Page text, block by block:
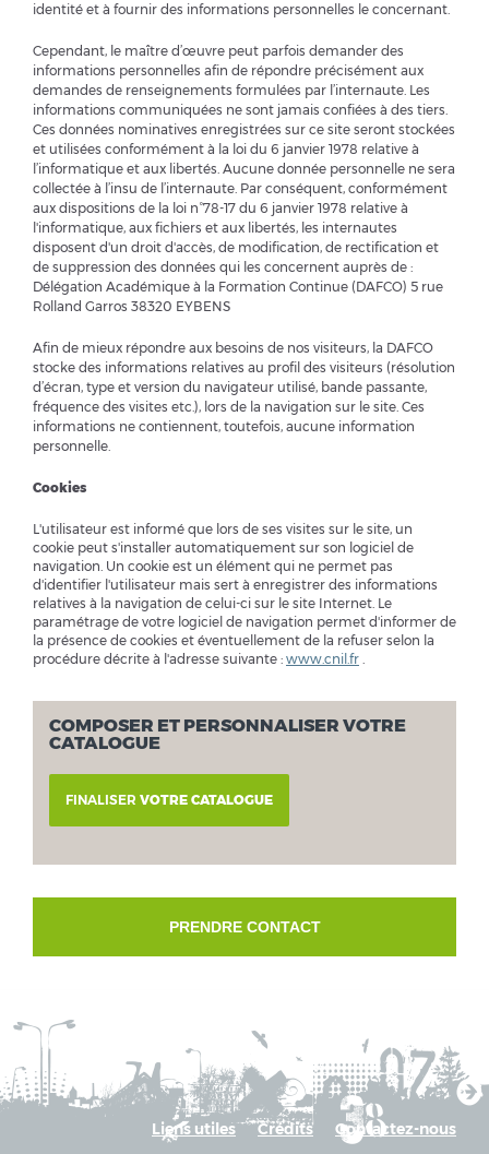
identité et à fournir des informations personnelles le concernant.
Cependant, le maître d’œuvre peut parfois demander des
informations personnelles afin de répondre précisément aux
demandes de renseignements formulées par l’internaute. Les
informations communiquées ne sont jamais confiées à des tiers.
Ces données nominatives enregistrées sur ce site seront stockées
et utilisées conformément à la loi du 6 janvier 1978 relative à
l’informatique et aux libertés. Aucune donnée personnelle ne sera
collectée à l’insu de l’internaute. Par conséquent, conformément
aux dispositions de la loi n°78-17 du 6 janvier 1978 relative à
l'informatique, aux fichiers et aux libertés, les internautes
disposent d'un droit d'accès, de modification, de rectification et
de suppression des données qui les concernent auprès de :
Délégation Académique à la Formation Continue (DAFCO) 5 rue
Rolland Garros 38320 EYBENS
Afin de mieux répondre aux besoins de nos visiteurs, la DAFCO
stocke des informations relatives au profil des visiteurs (résolution
d’écran, type et version du navigateur utilisé, bande passante,
fréquence des visites etc.), lors de la navigation sur le site. Ces
informations ne contiennent, toutefois, aucune information
personnelle.
Cookies
L'utilisateur est informé que lors de ses visites sur le site, un
cookie peut s'installer automatiquement sur son logiciel de
navigation. Un cookie est un élément qui ne permet pas
d'identifier l'utilisateur mais sert à enregistrer des informations
relatives à la navigation de celui-ci sur le site Internet. Le
paramétrage de votre logiciel de navigation permet d'informer de
la présence de cookies et éventuellement de la refuser selon la
procédure décrite à l'adresse suivante : www.cnil.fr .
COMPOSER ET PERSONNALISER VOTRE
CATALOGUE
FINALISER VOTRE CATALOGUE
PRENDRE CONTACT
Contactez-nous
Crédits
Liens utiles